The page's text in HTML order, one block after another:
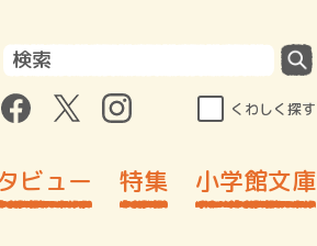
くわしく探す
ビュー 特集 小学館文庫